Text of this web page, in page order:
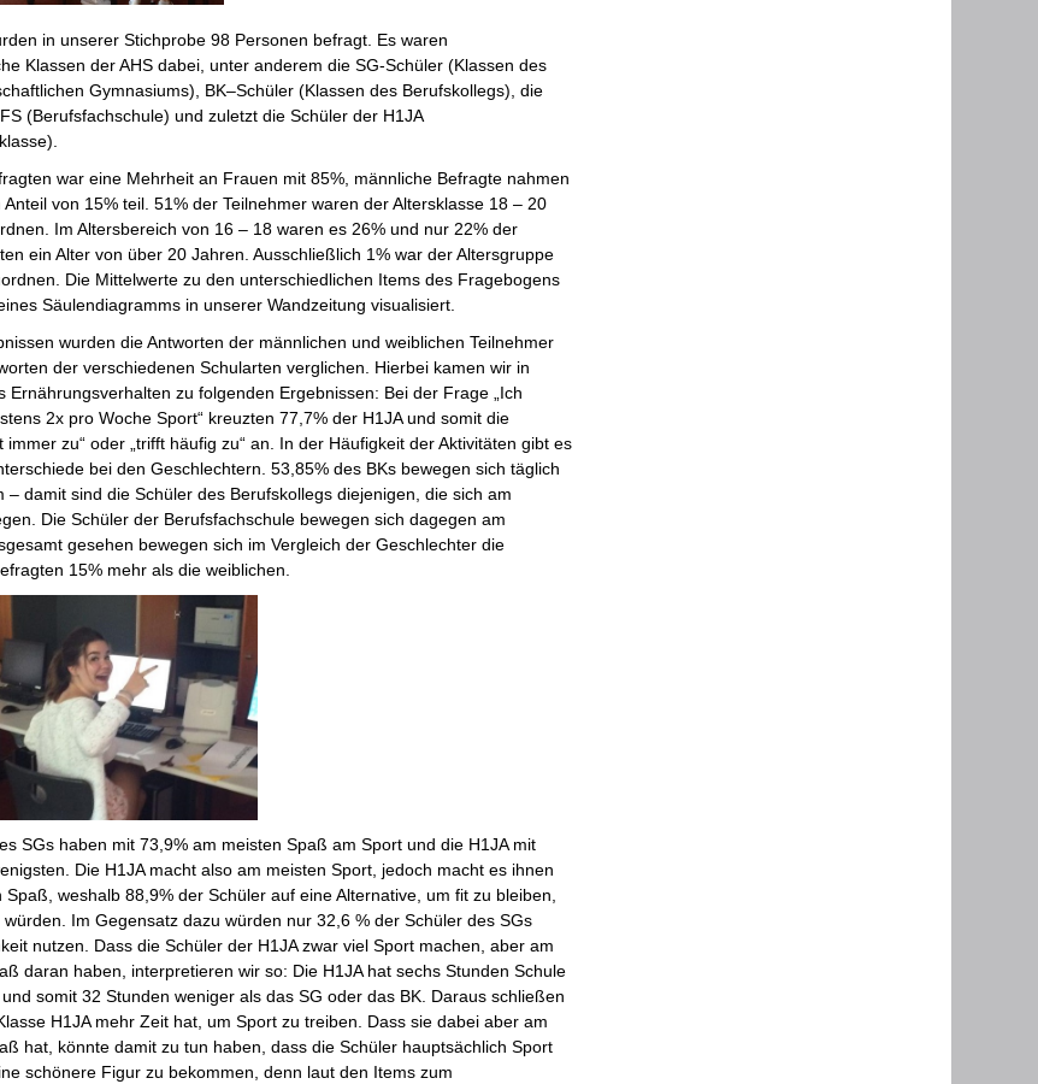
in unserer Stichprobe 98 Personen befragt. Es waren
Klassen der AHS dabei, unter anderem die SG-Schüler (Klassen des
Gymnasiums), BK–Schüler (Klassen des Berufskollegs), die
(Berufsfachschule) und zuletzt die Schüler der H1JA
war eine Mehrheit an Frauen mit 85%, männliche Befragte nahmen
Anteil von 15% teil. 51% der Teilnehmer waren der Altersklasse 18 – 20
Im Altersbereich von 16 – 18 waren es 26% und nur 22% der
ein Alter von über 20 Jahren. Ausschließlich 1% war der Altersgruppe
Die Mittelwerte zu den unterschiedlichen Items des Fragebogens
Säulendiagramms in unserer Wandzeitung visualisiert.
wurden die Antworten der männlichen und weiblichen Teilnehmer
der verschiedenen Schularten verglichen. Hierbei kamen wir in
Ernährungsverhalten zu folgenden Ergebnissen: Bei der Frage „Ich
2x pro Woche Sport“ kreuzten 77,7% der H1JA und somit die
immer zu“ oder „trifft häufig zu“ an. In der Häufigkeit der Aktivitäten gibt es
bei den Geschlechtern. 53,85% des BKs bewegen sich täglich
– damit sind die Schüler des Berufskollegs diejenigen, die sich am
Die Schüler der Berufsfachschule bewegen sich dagegen am
gesehen bewegen sich im Vergleich der Geschlechter die
15% mehr als die weiblichen.
SGs haben mit 73,9% am meisten Spaß am Sport und die H1JA mit
Die H1JA macht also am meisten Sport, jedoch macht es ihnen
Spaß, weshalb 88,9% der Schüler auf eine Alternative, um fit zu bleiben,
Im Gegensatz dazu würden nur 32,6 % der Schüler des SGs
nutzen. Dass die Schüler der H1JA zwar viel Sport machen, aber am
daran haben, interpretieren wir so: Die H1JA hat sechs Stunden Schule
somit 32 Stunden weniger als das SG oder das BK. Daraus schließen
H1JA mehr Zeit hat, um Sport zu treiben. Dass sie dabei aber am
hat, könnte damit zu tun haben, dass die Schüler hauptsächlich Sport
schönere Figur zu bekommen, denn laut den Items zum